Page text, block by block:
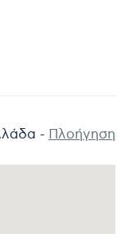
- Πλοήγηση